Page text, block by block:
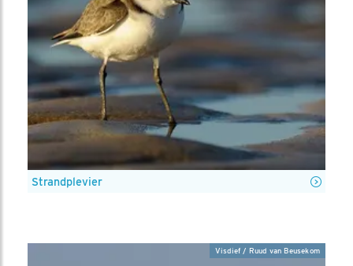
Strandplevier
Visdief / Ruud van Beusekom